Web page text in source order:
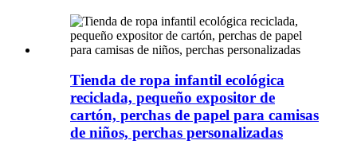
Tienda de ropa infantil ecológica
reciclada, pequeño expositor de
cartón, perchas de papel para camisas
de niños, perchas personalizadas